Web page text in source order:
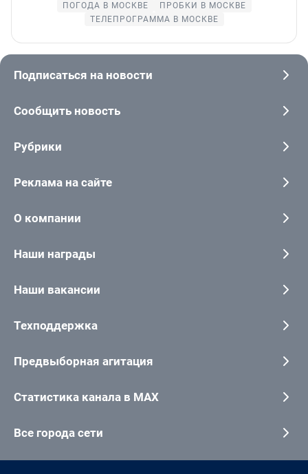
ПОГОДА В МОСКВЕ
ПРОБКИ В МОСКВЕ
ТЕЛЕПРОГРАММА В МОСКВЕ
Подписаться на новости
Сообщить новость
Рубрики
Реклама на сайте
О компании
Наши награды
Наши вакансии
Техподдержка
Предвыборная агитация
Статистика канала в MAX
Все города сети